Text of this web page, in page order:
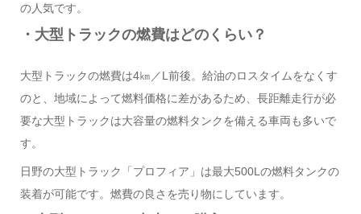
の人気です。
・大型トラックの燃費はどのくらい？
大型トラックの燃費は4㎞／L前後。給油のロスタイムをなくす
のと、地域によって燃料価格に差があるため、長距離走行が必
要な大型トラックは大容量の燃料タンクを備える車両も多いで
す。
日野の大型トラック「プロフィア」は最大500Lの燃料タンクの
装着が可能です。燃費の良さを売り物にしています。